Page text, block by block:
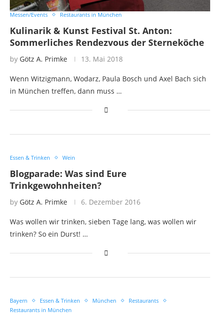
Messen/Events Restaurants in München
Kulinarik & Kunst Festival St. Anton:
Sommerliches Rendezvous der Sterneköche
by Götz A. Primke 13. Mai 2018
Wenn Witzigmann, Wodarz, Paula Bosch und Axel Bach sich
in München treffen, dann muss …
Essen & Trinken Wein
Blogparade: Was sind Eure
Trinkgewohnheiten?
by Götz A. Primke 6. Dezember 2016
Was wollen wir trinken, sieben Tage lang, was wollen wir
trinken? So ein Durst! …
Bayern Essen & Trinken München
Restaurants
Restaurants in München